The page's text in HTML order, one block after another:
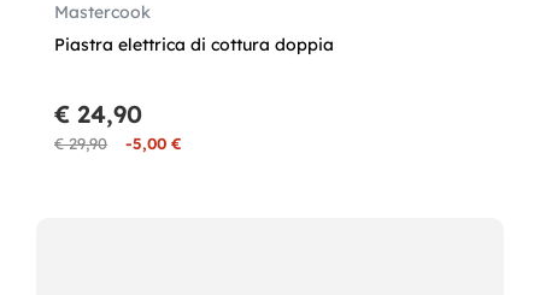
Mastercook
Piastra elettrica di cottura doppia
€ 29,90 -5,00 €
€ 24,90